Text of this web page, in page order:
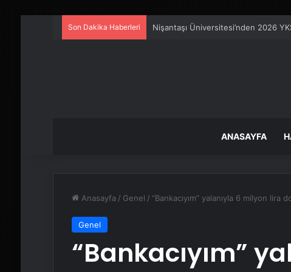
Son Dakika Haberleri Ankara rent a car
ANASAYFA
Anasayfa / Genel / “Bankacıyım” yalanıyla 6 milyon lira
Genel
“Bankacıyım”